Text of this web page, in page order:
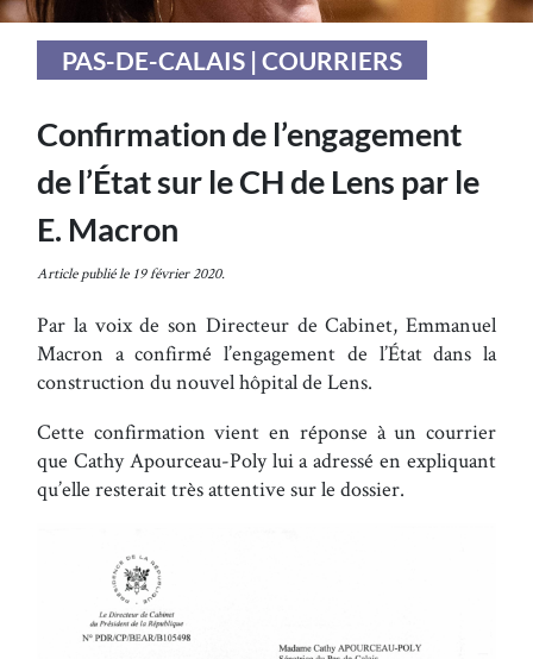
PAS-DE-CALAIS | COURRIERS
Confirmation de l’engagement
de l’État sur le CH de Lens par le
E. Macron
Article publié le 19 février 2020.
Par la voix de son Directeur de Cabinet, Emmanuel
Macron a confirmé l’engagement de l’État dans la
construction du nouvel hôpital de Lens.
Cette confirmation vient en réponse à un courrier
que Cathy Apourceau-Poly lui a adressé en expliquant
qu’elle resterait très attentive sur le dossier.